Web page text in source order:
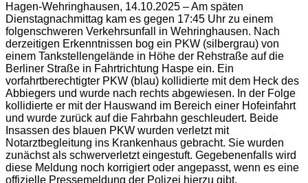
Hagen-Wehringhausen, 14.10.2025 – Am späten
Dienstagnachmittag kam es gegen 17:45 Uhr zu einem
folgenschweren Verkehrsunfall in Wehringhausen. Nach
derzeitigen Erkenntnissen bog ein PKW (silbergrau) von
einem Tankstellengelände in Höhe der Rehstraße auf die
Berliner Straße in Fahrtrichtung Haspe ein. Ein
vorfahrtberechtigter PKW (blau) kollidierte mit dem Heck des
Abbiegers und wurde nach rechts abgewiesen. In der Folge
kollidierte er mit der Hauswand im Bereich einer Hofeinfahrt
und wurde zurück auf die Fahrbahn geschleudert. Beide
Insassen des blauen PKW wurden verletzt mit
Notarztbegleitung ins Krankenhaus gebracht. Sie wurden
zunächst als schwerverletzt eingestuft. Gegebenenfalls wird
diese Meldung noch korrigiert oder angepasst, wenn es eine
offizielle Pressemeldung der Polizei hierzu gibt.